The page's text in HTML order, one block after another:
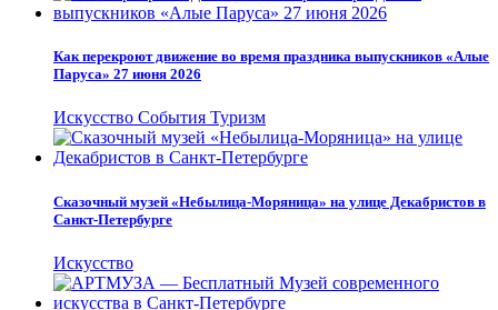
Как перекроют движение во время праздника выпускников «Алые
Паруса» 27 июня 2026
Искусство События Туризм
Сказочный музей «Небылица-Моряница» на улице Декабристов в
Санкт-Петербурге
Искусство